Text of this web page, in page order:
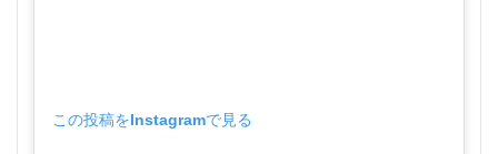
この投稿をInstagramで見る